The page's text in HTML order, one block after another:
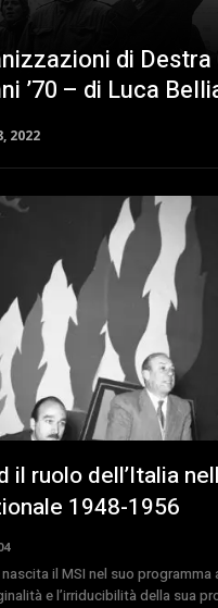
di
’70 – di Luca
2022
il ruolo dell’Italia
1948-1956
il MSI nel suo programma
e l’irriducibilità della sua